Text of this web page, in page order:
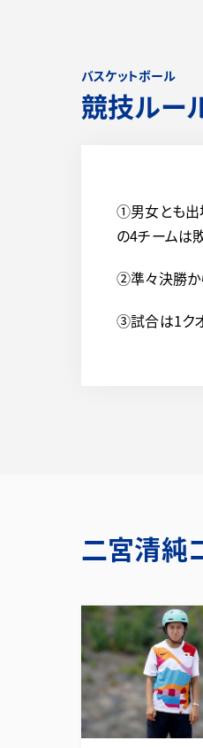
バスケットボール
競技ルー
①男女とも出
の4チームは
②準々決勝か
③試合は1ク
二宮清純